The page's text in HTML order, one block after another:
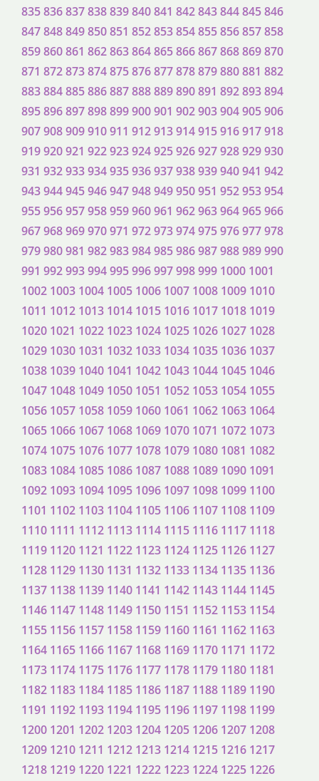
835836837838839840841 842843844845846
847848849850851 852853854855856857858
859860861 862863864865866867868869870
871 872873874875876877878879880881 882
883884885886887888889890891 892893894
895896897898899900901 902903904905906
907908909910911 912913914915916917918
919920921 922923924925926927928929930
931 932933934935936937938939940941 942
943944945946947948949950951 952953954
955956957958959960961 962963964965966
967968969970971 972973974975976977978
979980981 982983984985986987988989990
991 992993994995996997998999 1000 1001
1002 1003 1004 1005 1006 1007 1008 1009 1010
1011 1012 1013 1014 1015 1016 1017 1018 1019
1020 1021 1022 1023 1024 1025 1026 1027 1028
1029 1030 1031 1032 1033 1034 1035 1036 1037
1038 1039 1040 1041 1042 1043 1044 1045 1046
1047 1048 1049 1050 1051 1052 1053 1054 1055
1056 1057 1058 1059 1060 1061 1062 1063 1064
1065 1066 1067 1068 1069 1070 1071 1072 1073
1074 1075 1076 1077 1078 1079 1080 1081 1082
1083 1084 1085 1086 1087 1088 1089 1090 1091
1092 1093 1094 1095 1096 1097 1098 1099 1100
1101 1102 1103 1104 1105 1106 1107 1108 1109
1110 1111 1112 1113 1114 1115 1116 1117 1118
1119 1120 1121 1122 1123 1124 1125 1126 1127
1128 1129 1130 1131 1132 1133 1134 1135 1136
1137 1138 1139 1140 1141 1142 1143 1144 1145
1146 1147 1148 1149 1150 1151 1152 1153 1154
1155 1156 1157 1158 1159 1160 1161 1162 1163
1164 1165 1166 1167 1168 1169 1170 1171 1172
1173 1174 1175 1176 1177 1178 1179 1180 1181
1182 1183 1184 1185 1186 1187 1188 1189 1190
1191 1192 1193 1194 1195 1196 1197 1198 1199
1200 1201 1202 1203 1204 1205 1206 1207 1208
1209 1210 1211 1212 1213 1214 1215 1216 1217
1218 1219 1220 1221 1222 1223 1224 1225 1226